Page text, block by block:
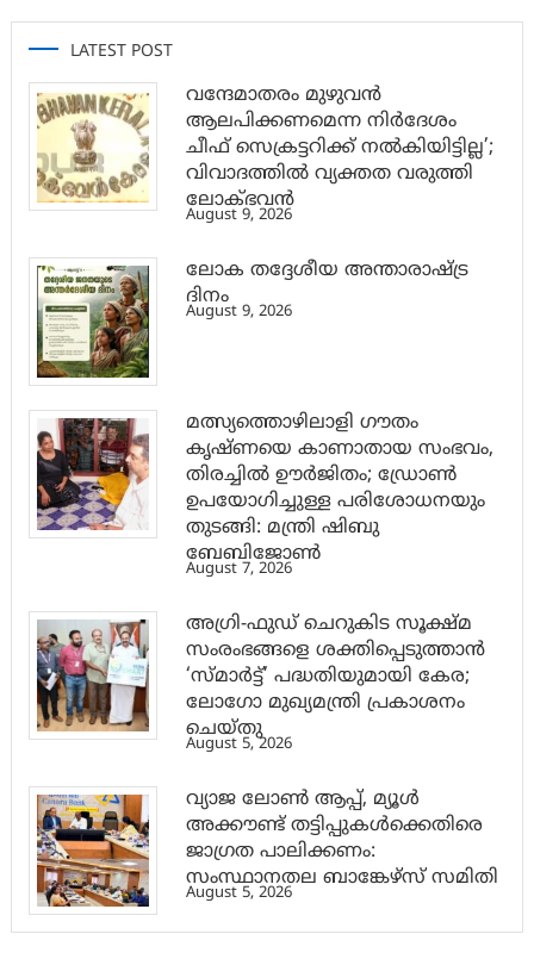
LATEST POST
വന്ദേമാതരം മുഴുവൻ
ആലപിക്കണമെന്ന നിർദേശം
ചീഫ് സെക്രട്ടറിക്ക് നൽകിയിട്ടില്ല’;
വിവാദത്തിൽ വ്യക്തത വരുത്തി
ലോക്ഭവൻ
August 9, 2026
ലോക തദ്ദേശീയ അന്താരാഷ്ട്ര
ദിനം
August 9, 2026
മത്സ്യത്തൊഴിലാളി ഗൗതം
കൃഷ്ണയെ കാണാതായ സംഭവം,
തിരച്ചിൽ ഊർജിതം; ഡ്രോണ്‍
ഉപയോഗിച്ചുള്ള പരിശോധനയും
തുടങ്ങി: മന്ത്രി ഷിബു
ബേബിജോണ്‍
August 7, 2026
അഗ്രി-ഫുഡ് ചെറുകിട സൂക്ഷ്മ
സംരംഭങ്ങളെ ശക്തിപ്പെടുത്താന്‍
‘സ്മാര്‍ട്ട്’ പദ്ധതിയുമായി കേര;
ലോഗോ മുഖ്യമന്ത്രി പ്രകാശനം
ചെയ്തു
August 5, 2026
വ്യാജ ലോൺ ആപ്പ്, മ്യൂൾ
അക്കൗണ്ട് തട്ടിപ്പുകൾക്കെതിരെ
ജാ​ഗ്രത പാലിക്കണം:
സംസ്ഥാനതല ബാങ്കേഴ്സ് സമിതി
August 5, 2026